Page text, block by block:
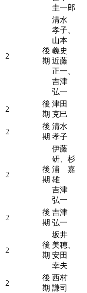
圭一郎
2
後
期
清水
孝子、
山本
義史
近藤
正一、
吉津
弘一
2
後
期
津田
克巳
2
後
期
清水
孝子
2
後
期
伊藤
研、杉
浦 嘉
雄
吉津
弘一
2
後
期
吉津
弘一
2
後
期
坂井
美穂、
安田
幸夫
2
後
期
西村
謙司